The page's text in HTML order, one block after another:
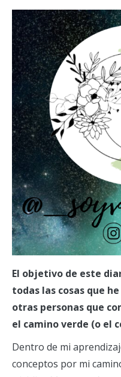
El objetivo de este
todas las cosas que
otras personas que
el camino verde (o el
Dentro de mi
conceptos por mi